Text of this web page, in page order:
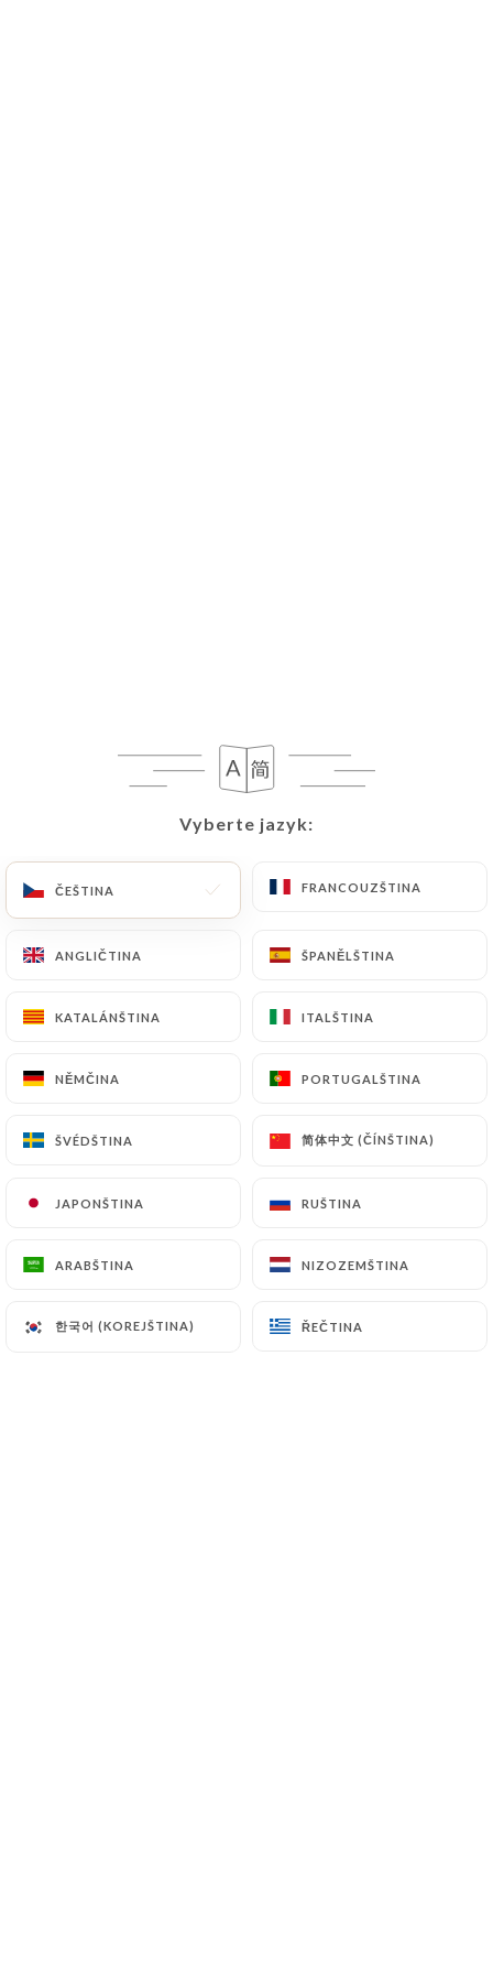
Vyberte jazyk:
ČEŠTINA FRANCOUZŠTINA
ANGLIČTINA ŠPANĚLŠTINA
KATALÁNŠTINA ITALŠTINA
NĚMČINA PORTUGALŠTINA
ŠVÉDŠTINA 简体中文 (ČÍNŠTINA)
JAPONŠTINA RUŠTINA
ARABŠTINA NIZOZEMŠTINA
한국어 (KOREJŠTINA) ŘEČTINA
Vyberte jazyk:
ČEŠTINA FRANCOUZŠTINA
ANGLIČTINA ŠPANĚLŠTINA
KATALÁNŠTINA ITALŠTINA
NĚMČINA PORTUGALŠTINA
ŠVÉDŠTINA 简体中文 (ČÍNŠTINA)
JAPONŠTINA RUŠTINA
ARABŠTINA NIZOZEMŠTINA
한국어 (KOREJŠTINA) ŘEČTINA